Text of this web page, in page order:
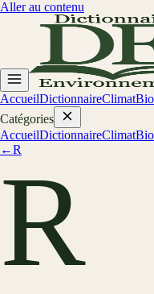
Aller au contenu
AccueilDictionnaireClimat
Catégories
AccueilDictionnaireClimat
←R
R